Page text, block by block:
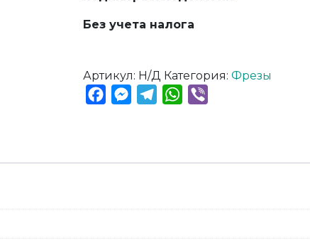
Без учета налога
Артикул: Н/Д Категория:Фрезы
FacebookMessenger
TelegramWhatsApp